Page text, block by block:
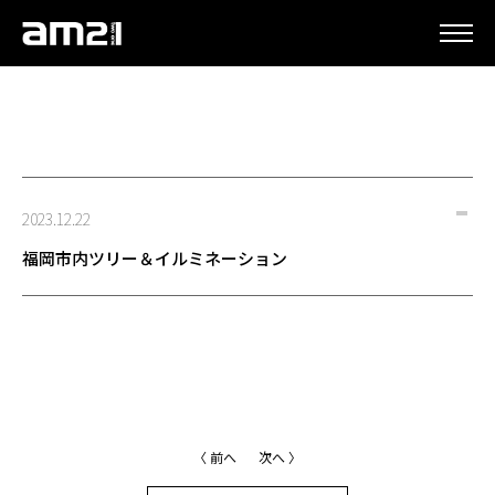
2023.12.22
福岡市内ツリー＆イルミネーション
〈 前へ 次へ 〉